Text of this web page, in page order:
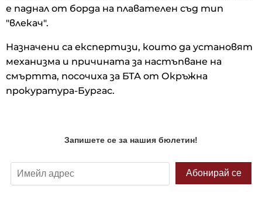
е паднал от борда на плавателен съд тип
"влекач".
Назначени са експертизи, които да установят
механизма и причината за настъпване на
смъртта, посочиха за БТА от Окръжна
прокуратура-Бургас.